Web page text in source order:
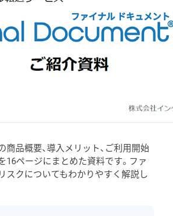
商品概要、導入メリット、ご利用開始
16ページにまとめた資料です。ファ
スクについてもわかりやすく解説し